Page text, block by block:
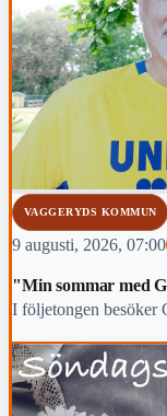
VAGGERYDS KOMMUN
9 augusti, 2026, 07:00
"Min sommar med
I följetongen besöker